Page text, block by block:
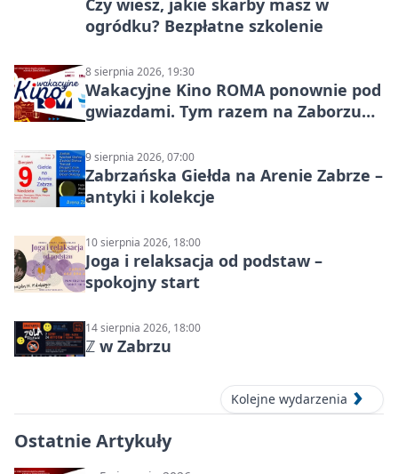
Czy wiesz, jakie skarby masz w
ogródku? Bezpłatne szkolenie
8 sierpnia 2026, 19:30
Wakacyjne Kino ROMA ponownie pod
gwiazdami. Tym razem na Zaborzu
9 sierpnia 2026, 07:00
Zabrzańska Giełda na Arenie Zabrze –
antyki i kolekcje
10 sierpnia 2026, 18:00
Joga i relaksacja od podstaw –
spokojny start
14 sierpnia 2026, 18:00
ℤ w Zabrzu
Kolejne wydarzenia
Ostatnie Artykuły